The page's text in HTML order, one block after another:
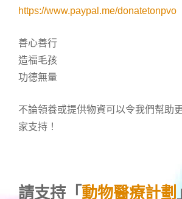
https://www.paypal.me/donatetonpvo
善心善行
造福毛孩
功德無量
不論領養或提供物資可以令我們幫助
家支持！
請支持「 動物醫療計劃